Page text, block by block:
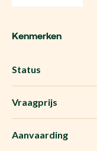
Kenmerken
Status
Vraagprijs
Aanvaarding